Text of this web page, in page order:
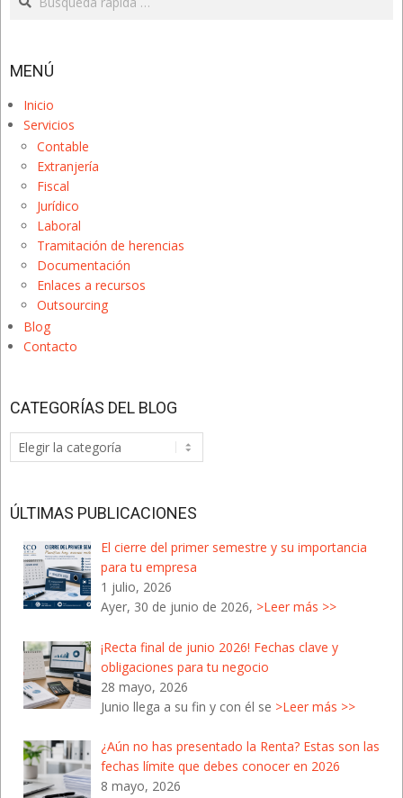
MENÚ
Inicio
Servicios
Contable
Extranjería
Fiscal
Jurídico
Laboral
Tramitación de herencias
Documentación
Enlaces a recursos
Outsourcing
Blog
Contacto
CATEGORÍAS DEL BLOG
Categorías
del
ÚLTIMAS PUBLICACIONES
El cierre del primer semestre y su importancia
para tu empresa
1 julio, 2026
Ayer, 30 de junio de 2026, >Leer más >>
¡Recta final de junio 2026! Fechas clave y
obligaciones para tu negocio
28 mayo, 2026
Junio llega a su fin y con él se >Leer más >>
¿Aún no has presentado la Renta? Estas son las
fechas límite que debes conocer en 2026
8 mayo, 2026